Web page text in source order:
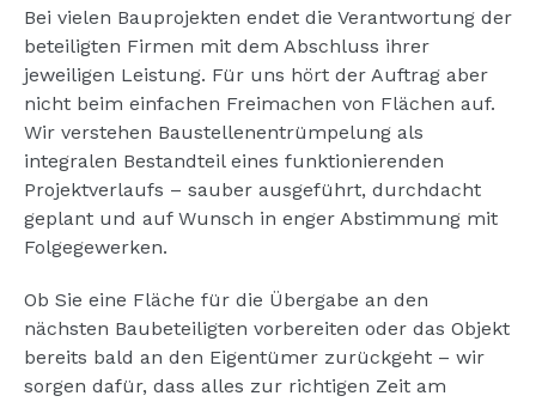
Bei vielen Bauprojekten endet die Verantwortung der
beteiligten Firmen mit dem Abschluss ihrer
jeweiligen Leistung. Für uns hört der Auftrag aber
nicht beim einfachen Freimachen von Flächen auf.
Wir verstehen Baustellenentrümpelung als
integralen Bestandteil eines funktionierenden
Projektverlaufs – sauber ausgeführt, durchdacht
geplant und auf Wunsch in enger Abstimmung mit
Folgegewerken.
Ob Sie eine Fläche für die Übergabe an den
nächsten Baubeteiligten vorbereiten oder das Objekt
bereits bald an den Eigentümer zurückgeht – wir
sorgen dafür, dass alles zur richtigen Zeit am